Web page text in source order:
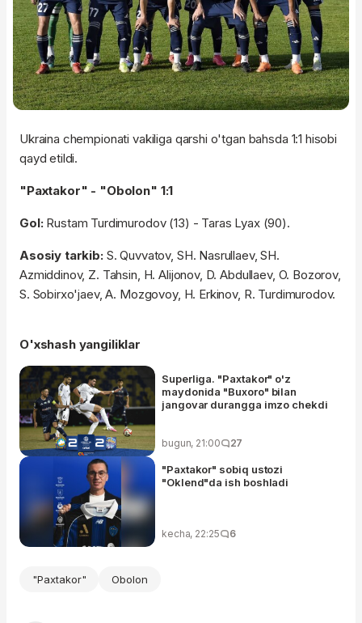
Ukraina chempionati vakiliga qarshi o'tgan bahsda 1:1 hisobi
qayd etildi.
"Paxtakor" - "Obolon" 1:1
Gol:Rustam Turdimurodov (13) - Taras Lyax (90).
Asosiy tarkib:S. Quvvatov, SH. Nasrullaev, SH.
Azmiddinov, Z. Tahsin, H. Alijonov, D. Abdullaev, O. Bozorov,
S. Sobirxo'jaev, A. Mozgovoy, H. Erkinov, R. Turdimurodov.
O'xshash yangiliklar
Superliga. "Paxtakor" o'z
maydonida "Buxoro" bilan
jangovar durangga imzo chekdi
bugun, 21:00 27
"Paxtakor" sobiq ustozi
"Oklend"da ish boshladi
kecha, 22:25 6
"Paxtakor" Obolon